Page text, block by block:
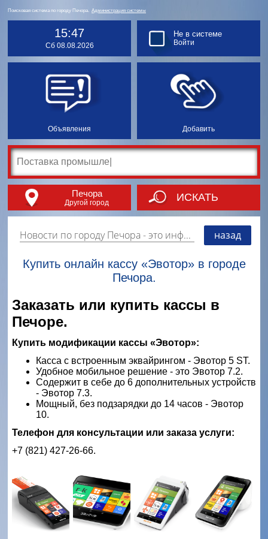
Поисковая система по городу Печора. Администрация системы
15:47
Сб 08.08.2026
Объявления Добавить
Не в системе
Войти
Печора
Другой город ИСКАТЬ
Новости по городу Печора- это информация о событиях, мероприятиях и торгово-коммерческой деятельности города. Страницу наполняют платные и бесплатные объявления, имеющие функцию "поднятия вверх списка". назад
Купить онлайн кассу «Эвотор» в городе
Печора.
Заказать или купить кассы в
Печоре.
Купить модификации кассы «Эвотор»:
Касса с встроенным эквайрингом - Эвотор 5 ST.
Удобное мобильное решение - это Эвотор 7.2.
Содержит в себе до 6 дополнительных устройств
- Эвотор 7.3.
Мощный, без подзарядки до 14 часов - Эвотор
10.
Телефон для консультации или заказа услуги:
+7 (821) 427-26-66.